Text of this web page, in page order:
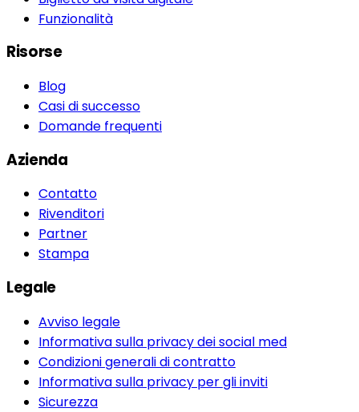
Funzionalità
Risorse
Blog
Casi di successo
Domande frequenti
Azienda
Contatto
Rivenditori
Partner
Stampa
Legale
Avviso legale
Informativa sulla privacy dei social med
Condizioni generali di contratto
Informativa sulla privacy per gli inviti
Sicurezza